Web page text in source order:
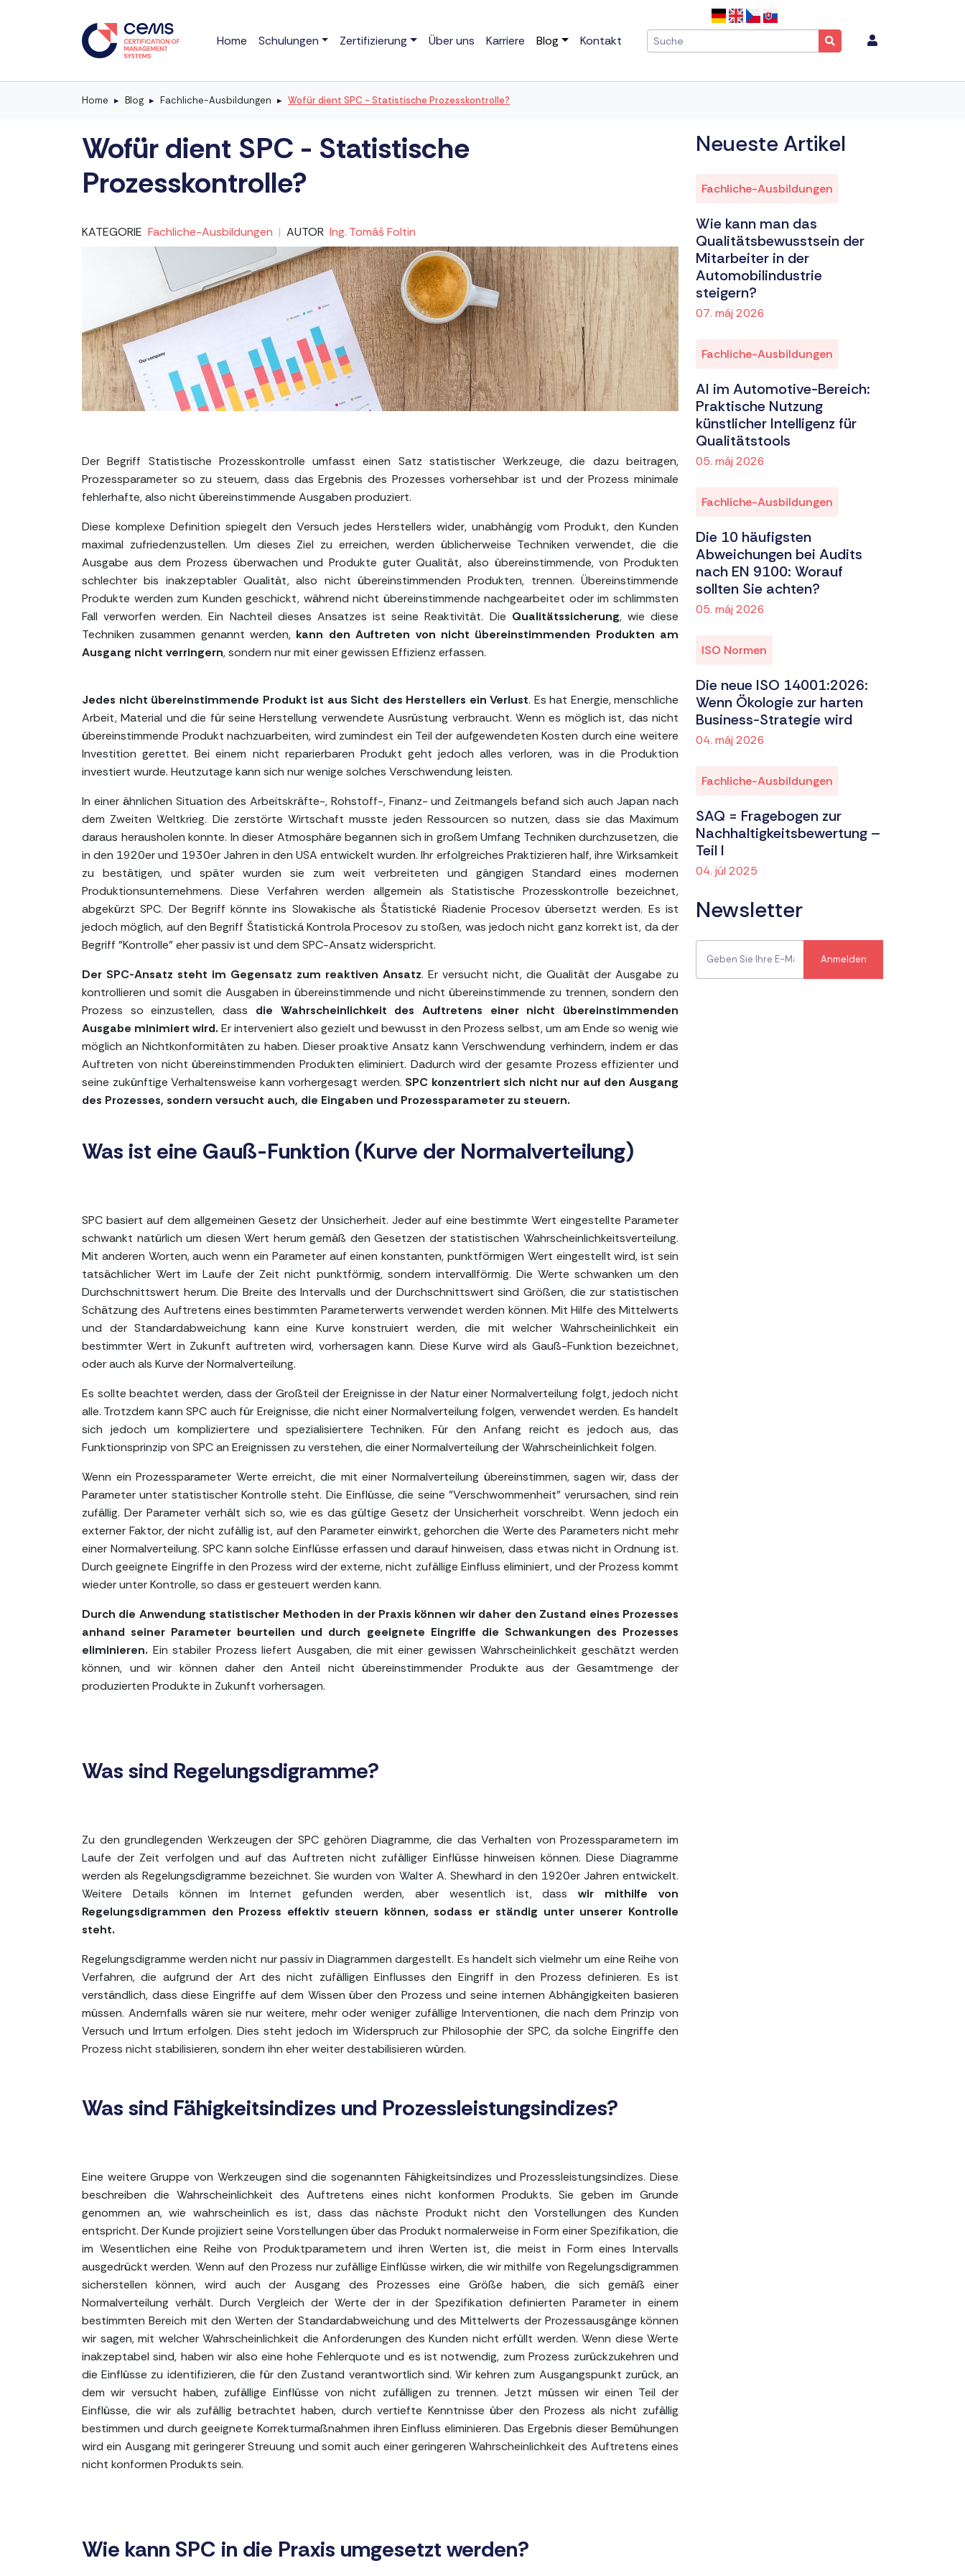
Home Schulungen Zertifizierung Über uns Karriere Blog Kontakt
Home Blog Fachliche-Ausbildungen Wofür dient SPC - Statistische Prozesskontrolle?
Wofür dient SPC - Statistische
Prozesskontrolle?
KATEGORIE Fachliche-Ausbildungen | AUTOR Ing. Tomáš Foltin
Der Begriff Statistische Prozesskontrolle umfasst einen Satz statistischer Werkzeuge, die dazu beitragen,
Prozessparameter so zu steuern, dass das Ergebnis des Prozesses vorhersehbar ist und der Prozess minimale
fehlerhafte, also nicht übereinstimmende Ausgaben produziert.
Diese komplexe Definition spiegelt den Versuch jedes Herstellers wider, unabhängig vom Produkt, den Kunden
maximal zufriedenzustellen. Um dieses Ziel zu erreichen, werden üblicherweise Techniken verwendet, die die
Ausgabe aus dem Prozess überwachen und Produkte guter Qualität, also übereinstimmende, von Produkten
schlechter bis inakzeptabler Qualität, also nicht übereinstimmenden Produkten, trennen. Übereinstimmende
Produkte werden zum Kunden geschickt, während nicht übereinstimmende nachgearbeitet oder im schlimmsten
Fall verworfen werden. Ein Nachteil dieses Ansatzes ist seine Reaktivität. Die Qualitätssicherung, wie diese
Techniken zusammen genannt werden, kann den Auftreten von nicht übereinstimmenden Produkten am
Ausgang nicht verringern, sondern nur mit einer gewissen Effizienz erfassen.
Jedes nicht übereinstimmende Produkt ist aus Sicht des Herstellers ein Verlust. Es hat Energie, menschliche
Arbeit, Material und die für seine Herstellung verwendete Ausrüstung verbraucht. Wenn es möglich ist, das nicht
übereinstimmende Produkt nachzuarbeiten, wird zumindest ein Teil der aufgewendeten Kosten durch eine weitere
Investition gerettet. Bei einem nicht reparierbaren Produkt geht jedoch alles verloren, was in die Produktion
investiert wurde. Heutzutage kann sich nur wenige solches Verschwendung leisten.
In einer ähnlichen Situation des Arbeitskräfte-, Rohstoff-, Finanz- und Zeitmangels befand sich auch Japan nach
dem Zweiten Weltkrieg. Die zerstörte Wirtschaft musste jeden Ressourcen so nutzen, dass sie das Maximum
daraus herausholen konnte. In dieser Atmosphäre begannen sich in großem Umfang Techniken durchzusetzen, die
in den 1920er und 1930er Jahren in den USA entwickelt wurden. Ihr erfolgreiches Praktizieren half, ihre Wirksamkeit
zu bestätigen, und später wurden sie zum weit verbreiteten und gängigen Standard eines modernen
Produktionsunternehmens. Diese Verfahren werden allgemein als Statistische Prozesskontrolle bezeichnet,
abgekürzt SPC. Der Begriff könnte ins Slowakische als Štatistické Riadenie Procesov übersetzt werden. Es ist
jedoch möglich, auf den Begriff Štatistická Kontrola Procesov zu stoßen, was jedoch nicht ganz korrekt ist, da der
Begriff "Kontrolle" eher passiv ist und dem SPC-Ansatz widerspricht.
Der SPC-Ansatz steht im Gegensatz zum reaktiven Ansatz. Er versucht nicht, die Qualität der Ausgabe zu
kontrollieren und somit die Ausgaben in übereinstimmende und nicht übereinstimmende zu trennen, sondern den
Prozess so einzustellen, dass die Wahrscheinlichkeit des Auftretens einer nicht übereinstimmenden
Ausgabe minimiert wird. Er interveniert also gezielt und bewusst in den Prozess selbst, um am Ende so wenig wie
möglich an Nichtkonformitäten zu haben. Dieser proaktive Ansatz kann Verschwendung verhindern, indem er das
Auftreten von nicht übereinstimmenden Produkten eliminiert. Dadurch wird der gesamte Prozess effizienter und
seine zukünftige Verhaltensweise kann vorhergesagt werden. SPC konzentriert sich nicht nur auf den Ausgang
des Prozesses, sondern versucht auch, die Eingaben und Prozessparameter zu steuern.
Was ist eine Gauß-Funktion (Kurve der Normalverteilung)
SPC basiert auf dem allgemeinen Gesetz der Unsicherheit. Jeder auf eine bestimmte Wert eingestellte Parameter
schwankt natürlich um diesen Wert herum gemäß den Gesetzen der statistischen Wahrscheinlichkeitsverteilung.
Mit anderen Worten, auch wenn ein Parameter auf einen konstanten, punktförmigen Wert eingestellt wird, ist sein
tatsächlicher Wert im Laufe der Zeit nicht punktförmig, sondern intervallförmig. Die Werte schwanken um den
Durchschnittswert herum. Die Breite des Intervalls und der Durchschnittswert sind Größen, die zur statistischen
Schätzung des Auftretens eines bestimmten Parameterwerts verwendet werden können. Mit Hilfe des Mittelwerts
und der Standardabweichung kann eine Kurve konstruiert werden, die mit welcher Wahrscheinlichkeit ein
bestimmter Wert in Zukunft auftreten wird, vorhersagen kann. Diese Kurve wird als Gauß-Funktion bezeichnet,
oder auch als Kurve der Normalverteilung.
Es sollte beachtet werden, dass der Großteil der Ereignisse in der Natur einer Normalverteilung folgt, jedoch nicht
alle. Trotzdem kann SPC auch für Ereignisse, die nicht einer Normalverteilung folgen, verwendet werden. Es handelt
sich jedoch um kompliziertere und spezialisiertere Techniken. Für den Anfang reicht es jedoch aus, das
Funktionsprinzip von SPC an Ereignissen zu verstehen, die einer Normalverteilung der Wahrscheinlichkeit folgen.
Wenn ein Prozessparameter Werte erreicht, die mit einer Normalverteilung übereinstimmen, sagen wir, dass der
Parameter unter statistischer Kontrolle steht. Die Einflüsse, die seine "Verschwommenheit" verursachen, sind rein
zufällig. Der Parameter verhält sich so, wie es das gültige Gesetz der Unsicherheit vorschreibt. Wenn jedoch ein
externer Faktor, der nicht zufällig ist, auf den Parameter einwirkt, gehorchen die Werte des Parameters nicht mehr
einer Normalverteilung. SPC kann solche Einflüsse erfassen und darauf hinweisen, dass etwas nicht in Ordnung ist.
Durch geeignete Eingriffe in den Prozess wird der externe, nicht zufällige Einfluss eliminiert, und der Prozess kommt
wieder unter Kontrolle, so dass er gesteuert werden kann.
Durch die Anwendung statistischer Methoden in der Praxis können wir daher den Zustand eines Prozesses
anhand seiner Parameter beurteilen und durch geeignete Eingriffe die Schwankungen des Prozesses
eliminieren. Ein stabiler Prozess liefert Ausgaben, die mit einer gewissen Wahrscheinlichkeit geschätzt werden
können, und wir können daher den Anteil nicht übereinstimmender Produkte aus der Gesamtmenge der
produzierten Produkte in Zukunft vorhersagen.
Was sind Regelungsdigramme?
Zu den grundlegenden Werkzeugen der SPC gehören Diagramme, die das Verhalten von Prozessparametern im
Laufe der Zeit verfolgen und auf das Auftreten nicht zufälliger Einflüsse hinweisen können. Diese Diagramme
werden als Regelungsdigramme bezeichnet. Sie wurden von Walter A. Shewhard in den 1920er Jahren entwickelt.
Weitere Details können im Internet gefunden werden, aber wesentlich ist, dasswir mithilfe von
Regelungsdigrammen den Prozess effektiv steuern können, sodass er ständig unter unserer Kontrolle
steht.
Regelungsdigramme werden nicht nur passiv in Diagrammen dargestellt. Es handelt sich vielmehr um eine Reihe von
Verfahren, die aufgrund der Art des nicht zufälligen Einflusses den Eingriff in den Prozess definieren. Es ist
verständlich, dass diese Eingriffe auf dem Wissen über den Prozess und seine internen Abhängigkeiten basieren
müssen. Andernfalls wären sie nur weitere, mehr oder weniger zufällige Interventionen, die nach dem Prinzip von
Versuch und Irrtum erfolgen. Dies steht jedoch im Widerspruch zur Philosophie der SPC, da solche Eingriffe den
Prozess nicht stabilisieren, sondern ihn eher weiter destabilisieren würden.
Was sind Fähigkeitsindizes und Prozessleistungsindizes?
Eine weitere Gruppe von Werkzeugen sind die sogenannten Fähigkeitsindizes und Prozessleistungsindizes. Diese
beschreiben die Wahrscheinlichkeit des Auftretens eines nicht konformen Produkts. Sie geben im Grunde
genommen an, wie wahrscheinlich es ist, dass das nächste Produkt nicht den Vorstellungen des Kunden
entspricht. Der Kunde projiziert seine Vorstellungen über das Produkt normalerweise in Form einer Spezifikation, die
im Wesentlichen eine Reihe von Produktparametern und ihren Werten ist, die meist in Form eines Intervalls
ausgedrückt werden. Wenn auf den Prozess nur zufällige Einflüsse wirken, die wir mithilfe von Regelungsdigrammen
sicherstellen können, wird auch der Ausgang des Prozesses eine Größe haben, die sich gemäß einer
Normalverteilung verhält. Durch Vergleich der Werte der in der Spezifikation definierten Parameter in einem
bestimmten Bereich mit den Werten der Standardabweichung und des Mittelwerts der Prozessausgänge können
wir sagen, mit welcher Wahrscheinlichkeit die Anforderungen des Kunden nicht erfüllt werden. Wenn diese Werte
inakzeptabel sind, haben wir also eine hohe Fehlerquote und es ist notwendig, zum Prozess zurückzukehren und
die Einflüsse zu identifizieren, die für den Zustand verantwortlich sind. Wir kehren zum Ausgangspunkt zurück, an
dem wir versucht haben, zufällige Einflüsse von nicht zufälligen zu trennen. Jetzt müssen wir einen Teil der
Einflüsse, die wir als zufällig betrachtet haben, durch vertiefte Kenntnisse über den Prozess als nicht zufällig
bestimmen und durch geeignete Korrekturmaßnahmen ihren Einfluss eliminieren. Das Ergebnis dieser Bemühungen
wird ein Ausgang mit geringerer Streuung und somit auch einer geringeren Wahrscheinlichkeit des Auftretens eines
nicht konformen Produkts sein.
Wie kann SPC in die Praxis umgesetzt werden?
Neueste Artikel
Fachliche-Ausbildungen
Wie kann man das
Qualitätsbewusstsein der
Mitarbeiter in der
Automobilindustrie
steigern?
07. máj 2026
Fachliche-Ausbildungen
AI im Automotive-Bereich:
Praktische Nutzung
künstlicher Intelligenz für
Qualitätstools
05. máj 2026
Fachliche-Ausbildungen
Die 10 häufigsten
Abweichungen bei Audits
nach EN 9100: Worauf
sollten Sie achten?
05. máj 2026
ISO Normen
Die neue ISO 14001:2026:
Wenn Ökologie zur harten
Business-Strategie wird
04. máj 2026
Fachliche-Ausbildungen
SAQ = Fragebogen zur
Nachhaltigkeitsbewertung –
Teil I
04. júl 2025
Newsletter